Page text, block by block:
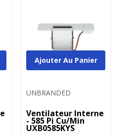
UNBRANDED
Ventilateur Interne
- 585 Pi Cu/min
UXB0585KYS
Ajouter Au Panier